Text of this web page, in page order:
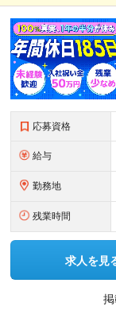
応募資格
給与
勤務地
残業時間
求人を見